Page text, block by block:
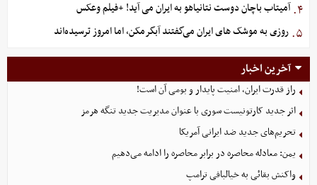
۴. آمیتاب باچان دوست نتانیاهو به ایران می آید! +فیلم وعکس
۵. روزی به موشک‌ های ایران می‌گفتند آبگرمکن، اما امروز ترسیده‌اند
آخرین اخبار
راز قدرت ایران، امنیت پایدار و بومی آن است!
اثر جدید کارتونیست سوری با عنوان مدیریت جدید تنگه هرمز
تحریم‌های جدید ضد ایرانی آمریکا
یمن: معادله محاصره در برابر محاصره را ادامه می‌دهیم
واکنش بقائی به خیالبافی ترامپ